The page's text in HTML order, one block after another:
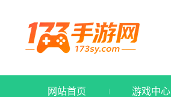
网站首页 游戏中心